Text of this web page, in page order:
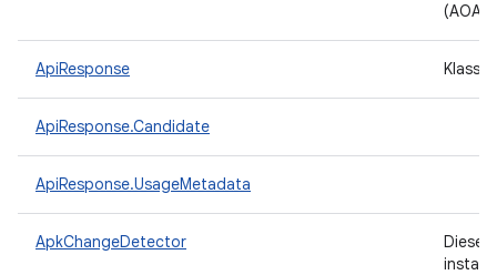
ApiResponse Klasse
ApiResponse.Candidate
ApiResponse.UsageMetadata
ApkChangeDetector
Diese